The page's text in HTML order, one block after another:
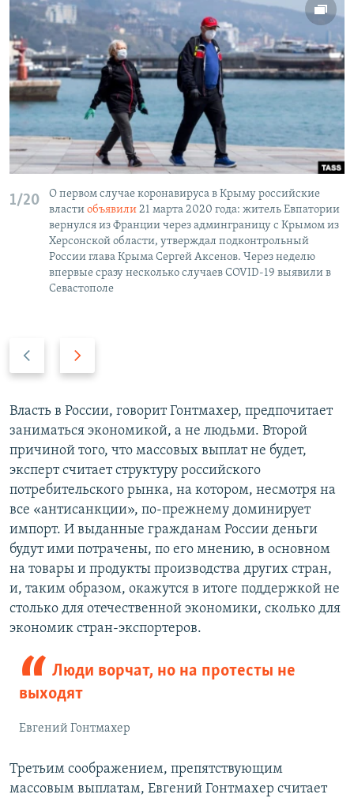
1/20
О первом случае коронавируса в Крыму российские
власти объявили 21 марта 2020 года: житель Евпатории
вернулся из Франции через админграницу с Крымом из
Херсонской области, утверждал подконтрольный
России глава Крыма Сергей Аксенов. Через неделю
впервые сразу несколько случаев COVID-19 выявили в
Севастополе
д
ы
д
у
щ
и
й
с
л
а
й
д
д
у
ю
щ
и
й
с
л
а
й
д
Власть в России, говорит Гонтмахер, предпочитает
заниматься экономикой, а не людьми. Второй
причиной того, что массовых выплат не будет,
эксперт считает структуру российского
потребительского рынка, на котором, несмотря на
все «антисанкции», по-прежнему доминирует
импорт. И выданные гражданам России деньги
будут ими потрачены, по его мнению, в основном
на товары и продукты производства других стран,
и, таким образом, окажутся в итоге поддержкой не
столько для отечественной экономики, сколько для
экономик стран-экспортеров.
Люди ворчат, но на протесты не
выходят
Евгений Гонтмахер
Третьим соображением, препятствующим
массовым выплатам, Евгений Гонтмахер считает